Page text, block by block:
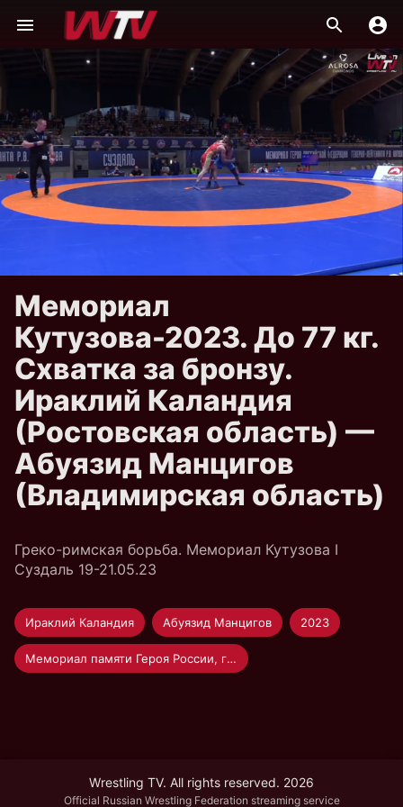
Мемориал
Кутузова-2023. До 77 кг.
Схватка за бронзу.
Ираклий Каландия
(Ростовская область) —
Абуязид Манцигов
(Владимирская область)
Греко-римская борьба. Мемориал Кутузова I
Суздаль 19-21.05.23
Ираклий Каландия Абуязид Манцигов 2023
Мемориал памяти Героя России, генерал-лейтенанта Р.В. Кутузова по греко-римской борьбе среди мужчин
Wrestling TV. All rights reserved. 2026
Official Russian Wrestling Federation streaming service